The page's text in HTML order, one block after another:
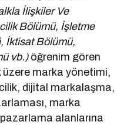
İlişkiler Ve
Bölümü, İşletme
İktisat Bölümü,
vb.)öğrenim gören
marka yönetimi,
dijital markalaşma,
marka
alanlarına